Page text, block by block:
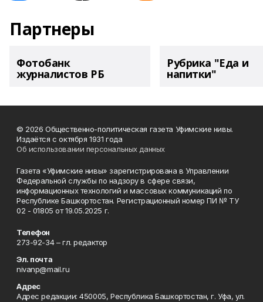
Партнеры
Фотобанк
журналистов РБ
Рубрика "Еда и
напитки"
© 2026 Общественно-политическая газета Уфимские нивы.
Издаётся с октября 1931 года
Об использовании персональных данных
Газета «Уфимские нивы» зарегистрирована в Управлении
Федеральной службы по надзору в сфере связи,
информационных технологий и массовых коммуникаций по
Республике Башкортостан. Регистрационный номер ПИ № ТУ
02 - 01805 от 19.05.2025 г.
Телефон
273-92-34 – гл. редактор
Эл. почта
nivanp@mail.ru
Адрес
Адрес редакции: 450005, Республика Башкортостан, г. Уфа, ул.